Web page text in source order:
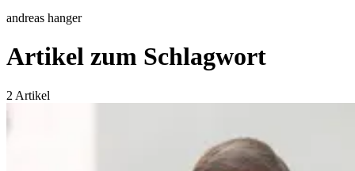
andreas hanger
Artikel zum Schlagwort
2 Artikel